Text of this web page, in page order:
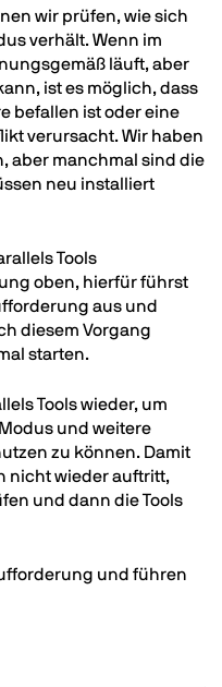
wir prüfen, wie sich
verhält. Wenn im
läuft, aber
ist es möglich, dass
befallen ist oder eine
verursacht. Wir haben
aber manchmal sind die
neu installiert
Tools
oben, hierfür führst
aus und
diesem Vorgang
starten.
Tools wieder, um
und weitere
zu können. Damit
nicht wieder auftritt,
und dann die Tools
und führen